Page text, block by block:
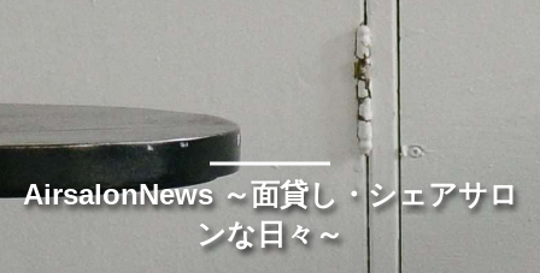
AirsalonNews ～面貸し・シェアサロ
ンな日々～